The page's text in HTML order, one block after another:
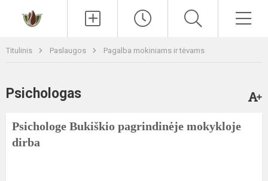
Titulinis Paslaugos Pagalba mokiniams ir tėvams
Psichologas
Psichologe Bukiškio pagrindinėje mokykloje
dirba